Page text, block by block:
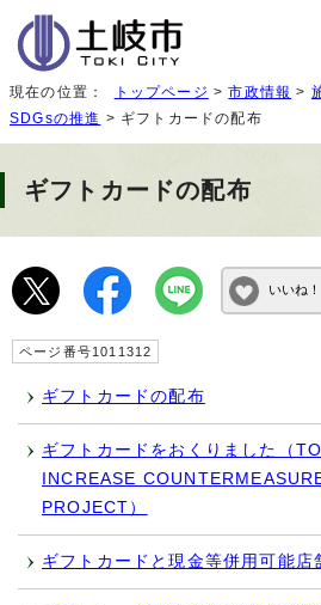
現在の位置： トップページ >市政情報 >
SDGsの推進 > ギフトカードの配布
ギフトカードの配布
いいね！
ページ番号1011312
ギフトカードの配布
ギフトカードをおくりました（
INCREASE
PROJECT）
ギフトカードと現金等併用可能店